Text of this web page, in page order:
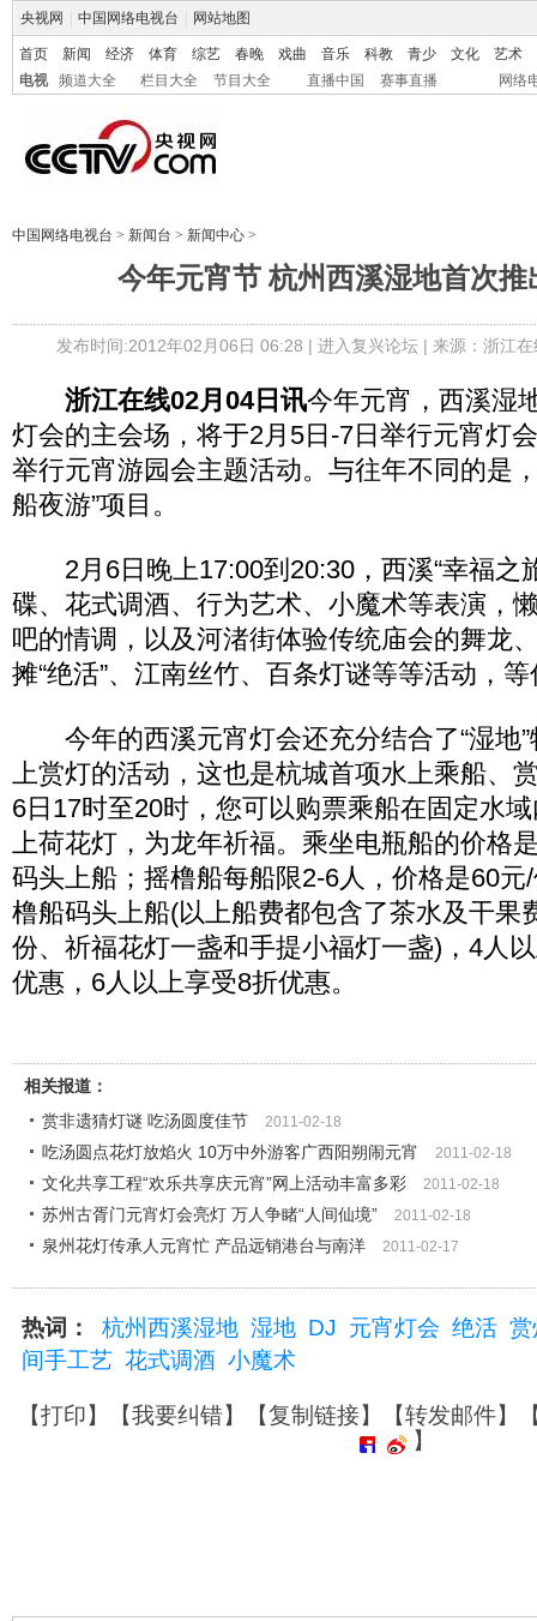
央视网 中国网络电视台 网站地图
首页 新闻 经济 体育 综艺 春晚 戏曲 音乐 科教 青少 文化
艺术
电视
频道大全 栏目大全 节目大全 直播中国 赛事直播 网络
中国网络电视台 > 新闻台 > 新闻中心 >
今年元宵节 杭州西溪湿地首次推
发布时间:2012年02月06日 06:28 | 进入复兴论坛| 来源：浙江
浙江在线02月04日讯今年元宵，西溪湿
灯会的主会场，将于2月5日-7日举行元宵灯
举行元宵游园会主题活动。与往年不同的是
船夜游”项目。
2月6日晚上17:00到20:30，西溪“幸福之
碟、花式调酒、行为艺术、小魔术等表演，
吧的情调，以及河渚街体验传统庙会的舞龙
摊“绝活”、江南丝竹、百条灯谜等等活动，
今年的西溪元宵灯会还充分结合了“湿地”
上赏灯的活动，这也是杭城首项水上乘船、
6日17时至20时，您可以购票乘船在固定水
上荷花灯，为龙年祈福。乘坐电瓶船的价格
码头上船；摇橹船每船限2-6人，价格是60元
橹船码头上船(以上船费都包含了茶水及干果
份、祈福花灯一盏和手提小福灯一盏)，4人
优惠，6人以上享受8折优惠。
相关报道：
赏非遗猜灯谜 吃汤圆度佳节
2011-02-18
吃汤圆点花灯放焰火 10万中外游客广西阳朔闹元宵 2011-02-18
文化共享工程“欢乐共享庆元宵”网上活动丰富多彩 2011-02-18
苏州古胥门元宵灯会亮灯 万人争睹“人间仙境” 2011-02-18
泉州花灯传承人元宵忙 产品远销港台与南洋 2011-02-17
热词： 杭州西溪湿地 湿地 DJ 元宵灯会 绝活 赏
间手工艺 花式调酒 小魔术
【打印】【我要纠错】【复制链接】【转发邮件】
】